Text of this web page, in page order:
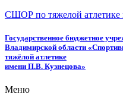
СШОР по тяжелой
Государственное бюджетное
Владимирской области
тяжёлой атлетике
имени П.В. Кузнецова»
Меню